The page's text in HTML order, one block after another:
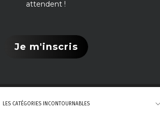
attendent !
Je m'inscris
LES CATÉGORIES INCONTOURNABLES